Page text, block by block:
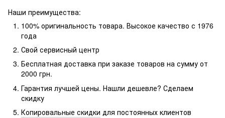
Наши преимущества:
100% оригинальность товара. Высокое качество с 1976
года
Свой сервисный центр
Бесплатная доставка при заказе товаров на сумму от
2000 грн.
Гарантия лучшей цены. Нашли дешевле? Сделаем
скидку
Копировальные скидки для постоянных клиентов